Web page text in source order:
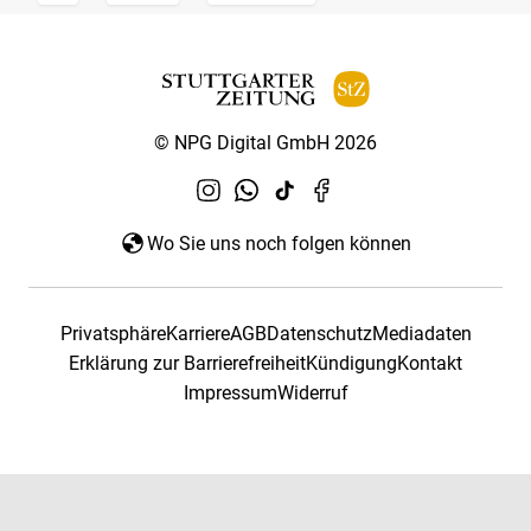
© NPG Digital GmbH 2026
Wo Sie uns noch folgen können
PrivatsphäreKarriereAGBDatenschutzMediadaten
Erklärung zur BarrierefreiheitKündigungKontakt
ImpressumWiderruf